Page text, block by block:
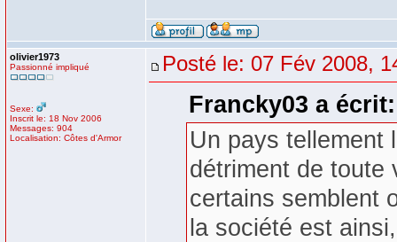
olivier1973
Passionné impliqué
Sexe:
Inscrit le: 18 Nov 2006
Messages: 904
Localisation: Côtes d'Armor
Posté le: 07 Fév 2008,
Francky03 a écrit:
Un pays tellement
détriment de toute
certains semblent
la société est